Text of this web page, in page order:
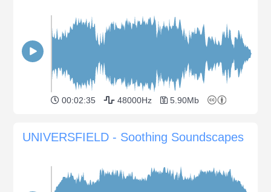
00:02:35 48000Hz 5.90Mb
UNIVERSFIELD - Soothing Soundscapes